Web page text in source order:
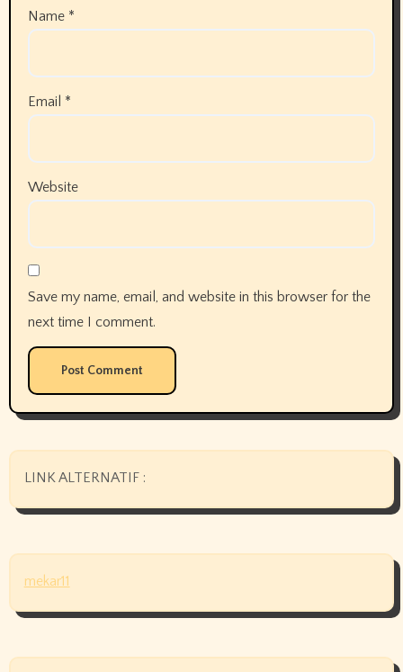
Name *
Email *
Website
Save my name, email, and website in this browser for the
next time I comment.
LINK ALTERNATIF :
mekar11